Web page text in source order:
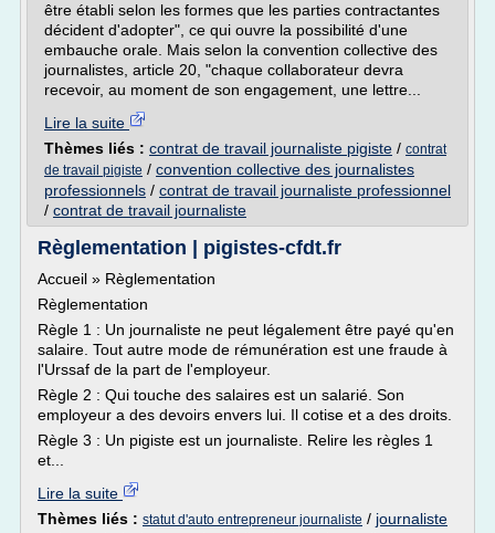
être établi selon les formes que les parties contractantes
décident d'adopter", ce qui ouvre la possibilité d'une
embauche orale. Mais selon la convention collective des
journalistes, article 20, "chaque collaborateur devra
recevoir, au moment de son engagement, une lettre...
Lire la suite
Thèmes liés : contrat de travail journaliste pigiste / contrat
de travail pigiste / convention collective des journalistes
professionnels / contrat de travail journaliste professionnel
/ contrat de travail journaliste
Règlementation | pigistes-cfdt.fr
Accueil » Règlementation
Règlementation
Règle 1 : Un journaliste ne peut légalement être payé qu'en
salaire. Tout autre mode de rémunération est une fraude à
l'Urssaf de la part de l'employeur.
Règle 2 : Qui touche des salaires est un salarié. Son
employeur a des devoirs envers lui. Il cotise et a des droits.
Règle 3 : Un pigiste est un journaliste. Relire les règles 1
et...
Lire la suite
Thèmes liés : statut d'auto entrepreneur journaliste / journaliste